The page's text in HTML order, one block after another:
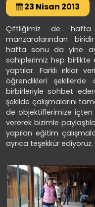
23 Nisan 2013
Çiftliğimiz de hafta
manzaralarından
hafta sonu da yine
sahiplerimiz hep birlikte
yaptılar. Farklı ırklar
öğrendikleri
birbirleriyle sohbet
şekilde çalışmalarını
de objektiflerimize
vererek bizimle
yapılan eğitim
ayrıca teşekkür ediyoruz.